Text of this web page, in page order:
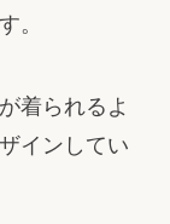
。
着られるよ
インしてい